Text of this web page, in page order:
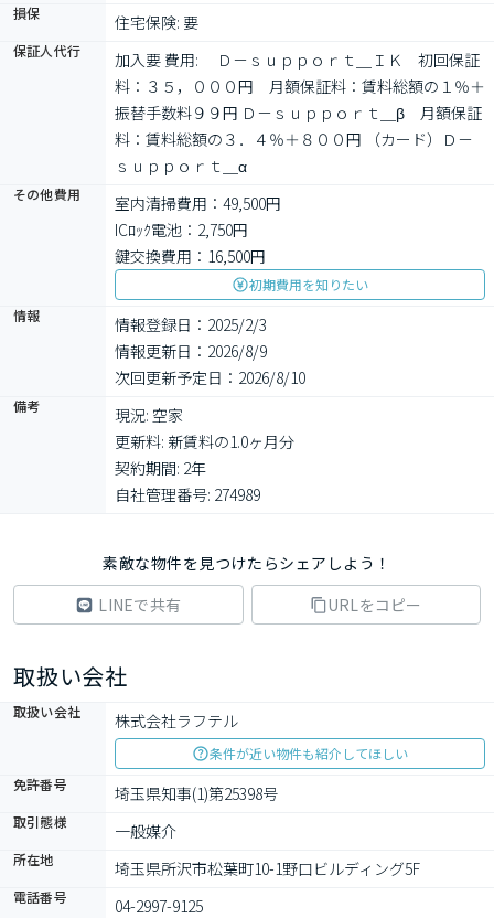
損保
住宅保険: 要
保証人代行
加入要 費用: 　Ｄ－ｓｕｐｐｏｒｔ＿ＩＫ　初回保証
料：３５，０００円　月額保証料：賃料総額の１％＋
振替手数料９９円 Ｄ－ｓｕｐｐｏｒｔ＿β　月額保証
料：賃料総額の３．４％＋８００円 （カード）Ｄ－
ｓｕｐｐｏｒｔ＿α
その他費用
室内清掃費用：49,500円
ICﾛｯｸ電池：2,750円
鍵交換費用：16,500円
初期費用を知りたい
情報
情報登録日：2025/2/3
情報更新日：2026/8/9
次回更新予定日：2026/8/10
備考
現況: 空家
更新料: 新賃料の1.0ヶ月分
契約期間: 2年
自社管理番号: 274989
素敵な物件を見つけたらシェアしよう！
LINEで共有
URLをコピー
取扱い会社
取扱い会社 株式会社ラフテル
条件が近い物件も紹介してほしい
免許番号
埼玉県知事(1)第25398号
取引態様 一般媒介
所在地 埼玉県所沢市松葉町10-1野口ビルディング5F
電話番号 04-2997-9125